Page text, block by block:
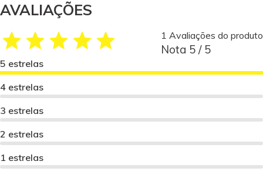
AVALIAÇÕES
1 Avaliações do produto
Nota 5 / 5
5 estrelas
4 estrelas
3 estrelas
2 estrelas
1 estrelas